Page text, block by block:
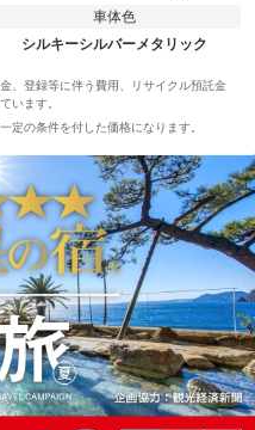
車体色
シルキーシルバーメタリック
、登録等に伴う費用、リサイクル預託金
います。
定の条件を付した価格になります。